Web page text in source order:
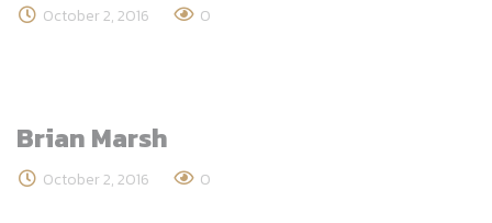
October 2, 2016 0
Brian Marsh
October 2, 2016 0